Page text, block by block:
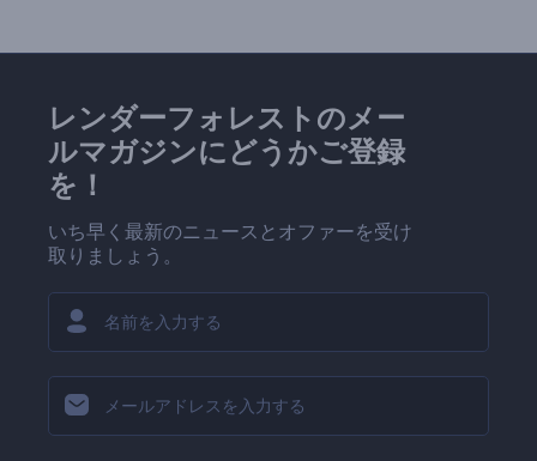
レンダーフォレストのメー
ルマガジンにどうかご登録
を！
いち早く最新のニュースとオファーを受け
取りましょう。